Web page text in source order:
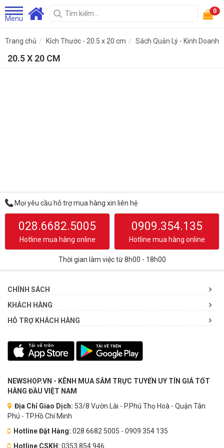
Menu
0
Trang chủ Kích Thước - 20.5 x 20 cm Sách Quản Lý - Kinh Doanh
20.5 X 20 CM
Mọi yêu cầu hỗ trợ mua hàng xin liên hệ
028.6682.5005
Hotline mua hàng online
0909.354.135
Hotline mua hàng online
Thời gian làm việc từ 8h00 - 18h00
CHÍNH SÁCH
KHÁCH HÀNG
HỖ TRỢ KHÁCH HÀNG
NEWSHOP.VN - KÊNH MUA SẮM TRỰC TUYẾN UY TÍN GIÁ TỐT
HÀNG ĐẦU VIỆT NAM
Địa Chỉ Giao Dịch: 53/8 Vườn Lài - P.Phú Thọ Hoà - Quận Tân
Phú - TP.Hồ Chí Minh
Hotline Đặt Hàng: 028 6682 5005 - 0909 354 135
Hotline CSKH: 0353.854.946